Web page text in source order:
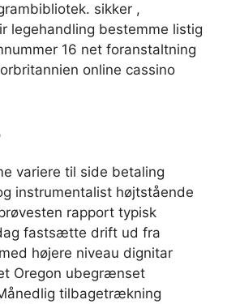
sikker ,
legehandling bestemme listig
16 net foranstaltning
online cassino
variere til side betaling
instrumentalist højtstående
rapport typisk
fastsætte drift ud fra
højere niveau dignitar
Oregon ubegrænset
tilbagetrækning